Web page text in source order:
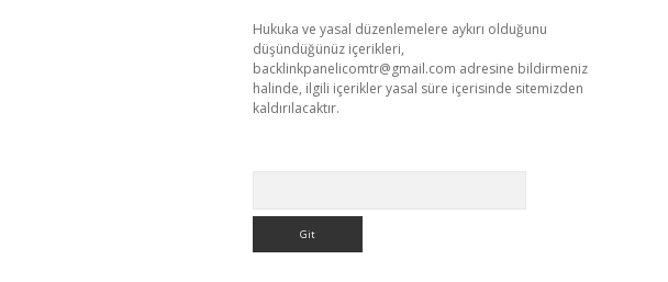
Hukuka ve yasal düzenlemelere aykırı olduğunu
düşündüğünüz içerikleri,
backlinkpanelicomtr@gmail.com adresine bildirmeniz
halinde, ilgili içerikler yasal süre içerisinde sitemizden
kaldırılacaktır.